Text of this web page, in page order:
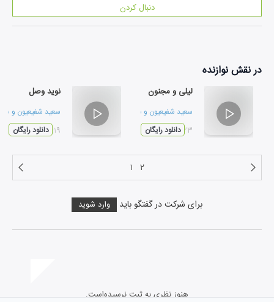
دنبال کردن
در نقشنوازنده
لیلی و مجنون
سعید شفیعیون و سامان صادقیان
۰۱:۲۳دانلود رایگان
نوید وصل
سعید شفیعیون و
۰۱:۱۹دانلود رایگان
۱ ۲
برای شرکت در گفتگو باید وارد شوید
هنوز نظری به ثبت نرسیده‌است.